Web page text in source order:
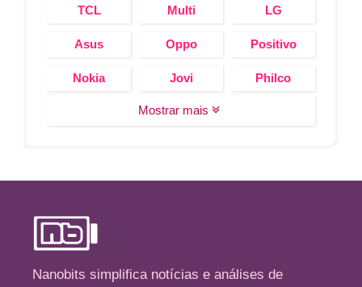
TCL Multi LG
Asus Oppo Positivo
Nokia Jovi Philco
Mostrar mais
Nanobits simplifica notícias e análises de